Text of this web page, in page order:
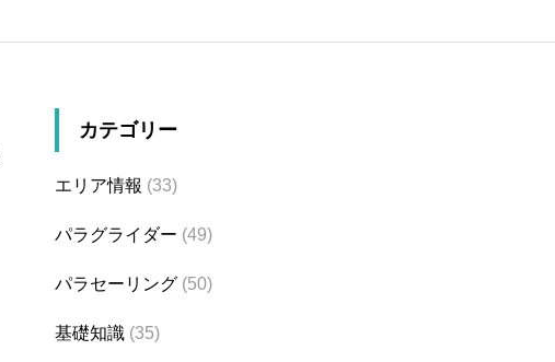
カテゴリー
エリア情報 (33)
パラグライダー (49)
パラセーリング (50)
基礎知識 (35)